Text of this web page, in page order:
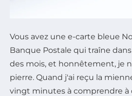
Vous avez une e-carte bleue
Banque Postale qui traîne
des mois, et honnêtement, je
pierre. Quand j'ai reçu la
vingt minutes à comprendre à